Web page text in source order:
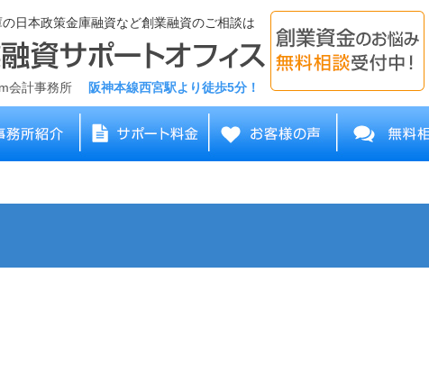
日本政策金庫融資など創業融資のご相談は
会計事務所 阪神本線西宮駅より徒歩5分！